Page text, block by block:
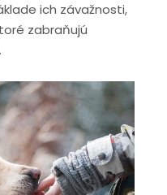
ich závažnosti,
zabraňujú